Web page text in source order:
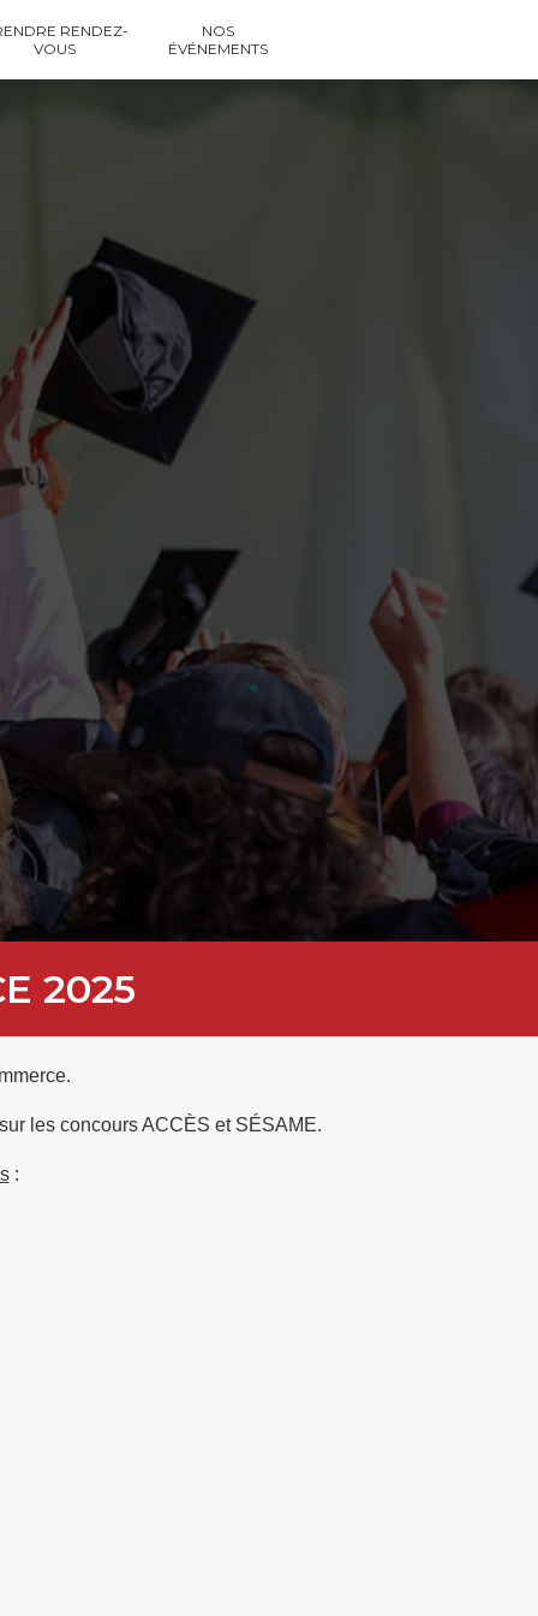
RENDEZ-
VOUS
NOS
ÉVÉNEMENTS
2025
les concours ACCÈS et SÉSAME.
: